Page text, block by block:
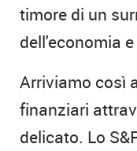
timore di un
dell'economia
Arriviamo così
finanziari
delicato. Lo